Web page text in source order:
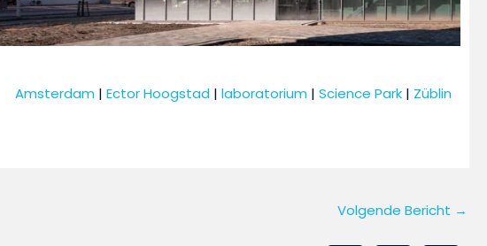
Amsterdam | Ector Hoogstad | laboratorium | Science Park | Züblin
Volgende Bericht →